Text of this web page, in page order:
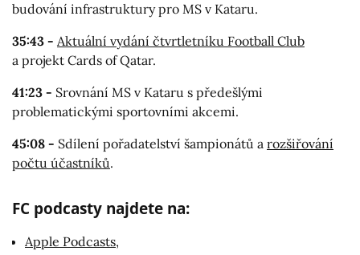
budování infrastruktury pro MS v Kataru.
35:43 - Aktuální vydání čtvrtletníku Football Club
a projekt Cards of Qatar.
41:23 - Srovnání MS v Kataru s předešlými
problematickými sportovními akcemi.
45:08 - Sdílení pořadatelství šampionátů a rozšiřování
počtu účastníků.
FC podcasty najdete na:
Apple Podcasts,